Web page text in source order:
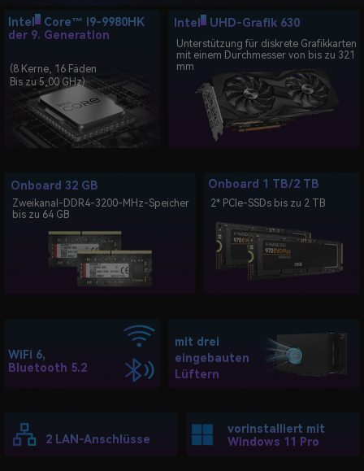
(8 Kerne, 16 Fäden
Bis zu 5,00 GHz)
Intel® Core™ i9-9980HK
der 9. Generation
Unterstützung für diskrete Grafikkarten
mit einem Durchmesser von bis zu 321
mm
Intel®UHD-Grafik 630
Zweikanal-DDR4-3200-MHz-Speicher
bis zu 64 GB
Onboard 32 GB
2* PCIe-SSDs bis zu 2 TB
Onboard 1 TB/2 TB
WiFi 6,
Bluetooth 5.2
mit drei
eingebauten
Lüftern
2 LAN-Anschlüsse
vorinstalliert mit
Windows 11 Pro